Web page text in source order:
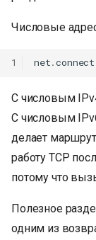
Числовые
1 net.connect
С числовым
С числовым
делает
работу TCP
потому что
Полезное
одним из